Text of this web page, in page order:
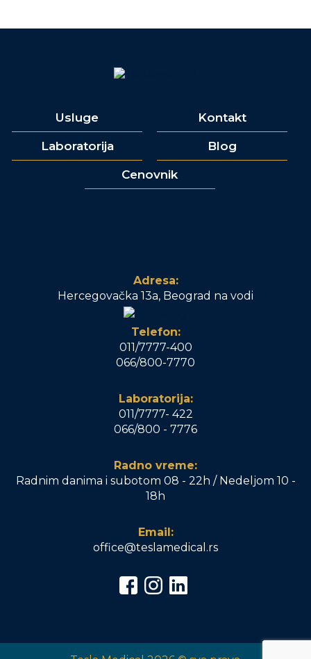
Usluge Kontakt
Laboratorija Blog
Cenovnik
Adresa:
Hercegovačka 13a, Beograd na vodi
Telefon:
011/7777-400
066/800-7770
Laboratorija:
011/7777- 422
066/800 - 7776
Radno vreme:
Radnim danima i subotom 08 - 22h / Nedeljom 10 -
18h
Email:
office@teslamedical.rs